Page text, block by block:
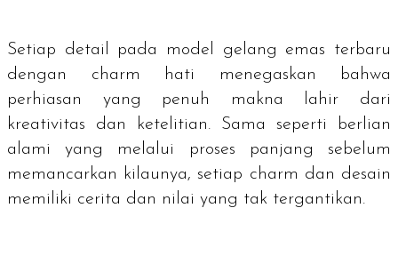
Setiap detail pada model gelang emas terbaru
dengan charm hati menegaskan bahwa
perhiasan yang penuh makna lahir dari
kreativitas dan ketelitian. Sama seperti berlian
alami yang melalui proses panjang sebelum
memancarkan kilaunya, setiap charm dan desain
memiliki cerita dan nilai yang tak tergantikan.